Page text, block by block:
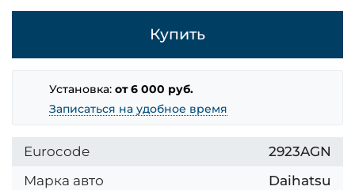
Купить
Установка:от 6 000 руб.
Записаться на удобное время
Eurocode
2923AGN
Марка авто
Daihatsu